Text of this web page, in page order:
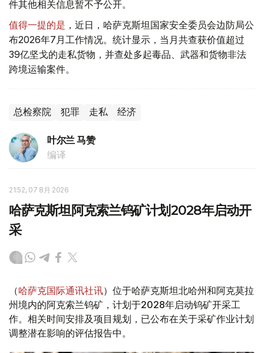
件其他相关信息暂不予公开。
值得一提的是 ，近日，哈萨克斯坦国家安全委员会边防局公
布2026年7月工作情况。统计显示，当月共查获价值超过
39亿坚戈的走私货物，并查处多起毒品、武器和货物非法
跨境运输案件。
总检察院 犯罪 走私 经济
叶尔兰 马赞
编译
21:52, 07 8月 2026
哈萨克斯坦阿克索兰钨矿计划2028年启动开
采
（哈萨克国际通讯社讯）位于哈萨克斯坦北哈州和阿克莫拉
州境内的阿克索兰钨矿，计划于2028年启动钨矿开采工
作。相关时间安排及项目规划，已公布在关于采矿作业计划
调整潜在影响的评估报告中。